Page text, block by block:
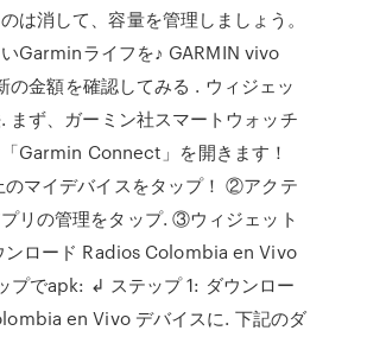
は消して、容量を管理しましょう。
Garminライフを♪ GARMIN vivo
金額を確認してみる . ウィジェッ
まず、ガーミン社スマートウォッチ
Garmin Connect」を開きます！
マイデバイスをタップ！ ②アクテ
リの管理をタップ. ③ウィジェット
ンロード Radios Colombia en Vivo
プでapk: ↲ ステップ 1: ダウンロー
en Vivo デバイスに. 下記のダ